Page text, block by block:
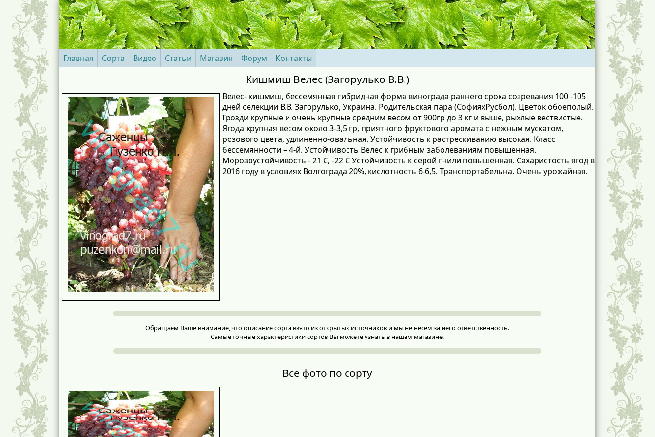
Главная Сорта Видео Статьи Магазин Форум Контакты
Кишмиш Велес (Загорулько В.В.)
Велес- кишмиш, бессемянная гибридная форма винограда раннего срока созревания 100 -105
дней селекции В.В. Загорулько, Украина. Родительская пара (СофияxРусбол). Цветок обоеполый.
Грозди крупные и очень крупные средним весом от 900гр до 3 кг и выше, рыхлые вествистые.
Ягода крупная весом около 3-3,5 гр, приятного фруктового аромата с нежным мускатом,
розового цвета, удлиненно-овальная. Устойчивость к растрескиванию высокая. Класс
бессемянности – 4-й. Устойчивость Велес к грибным заболеваниям повышенная.
Морозоустойчивость - 21 С, -22 С Устойчивость к серой гнили повышенная. Сахаристость ягод в
2016 году в условиях Волгограда 20%, кислотность 6-6,5. Транспортабельна. Очень урожайная.
Обращаем Ваше внимание, что описание сорта взято из открытых источников и мы не несем за него ответственность.
Самые точные характеристики сортов Вы можете узнать в нашем магазине.
Все фото по сорту